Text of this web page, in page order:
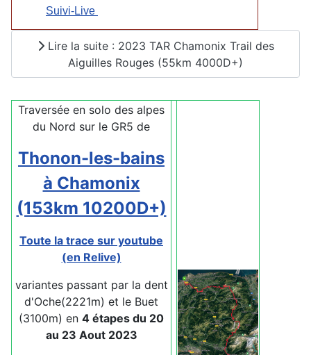
Suivi-Live
Lire la suite : 2023 TAR Chamonix Trail des
Aiguilles Rouges (55km 4000D+)
Traversée en solo des alpes
du Nord sur le GR5 de
Thonon-les-bains
à Chamonix
(153km 10200D+)
Toute la trace sur youtube
(en Relive)
variantes passant par la dent
d'Oche(2221m) et le Buet
(3100m) en 4 étapes du 20
au 23 Aout 2023